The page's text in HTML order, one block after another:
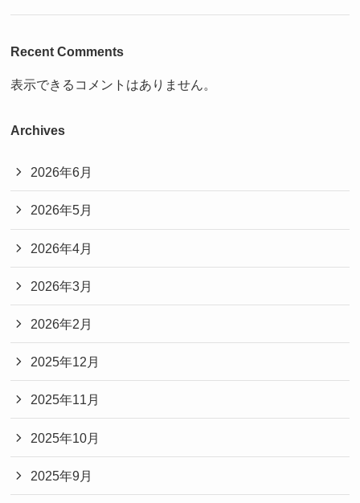
Recent Comments
表示できるコメントはありません。
Archives
2026年6月
2026年5月
2026年4月
2026年3月
2026年2月
2025年12月
2025年11月
2025年10月
2025年9月